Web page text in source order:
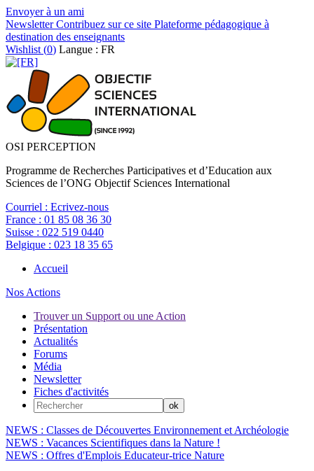
Envoyer à un ami
NewsletterContribuez sur ce site Plateforme pédagogique à
destination des enseignants
Wishlist (0) Langue : FR
OSI PERCEPTION
Programme de Recherches Participatives et d’Education aux
Sciences de l’ONG Objectif Sciences International
Courriel : Ecrivez-nous
France : 01 85 08 36 30
Suisse : 022 519 0440
Belgique : 023 18 35 65
Accueil
Nos Actions
Trouver un Support ou une Action
Présentation
Actualités
Forums
Média
Newsletter
Fiches d'activités
NEWS : Classes de Découvertes Environnement et Archéologie
NEWS : Vacances Scientifiques dans la Nature !
NEWS : Offres d'Emplois Educateur-trice Nature